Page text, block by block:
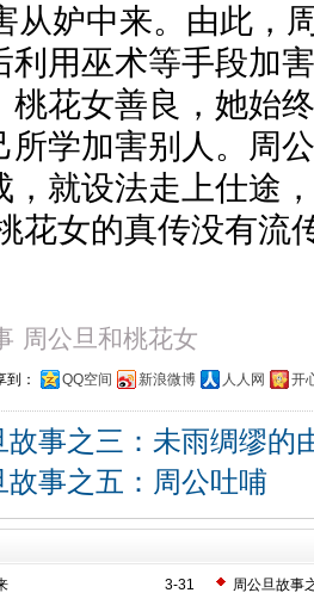
从妒中来。由此，
利用巫术等手段加
桃花女善良，她始
所学加害别人。周
，就设法走上仕途
花女的真传没有流
周公旦和桃花女
到： QQ空间 新浪微博 人人网 开
故事之三：未雨绸缪的
故事之五：周公吐哺
3-31
周公旦故事